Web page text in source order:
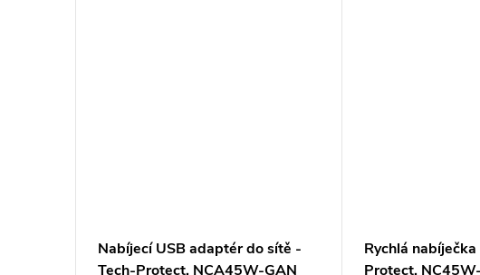
Nabíjecí USB adaptér do sítě -
Tech-Protect, NCA45W-GAN
Rychlá
Protect,